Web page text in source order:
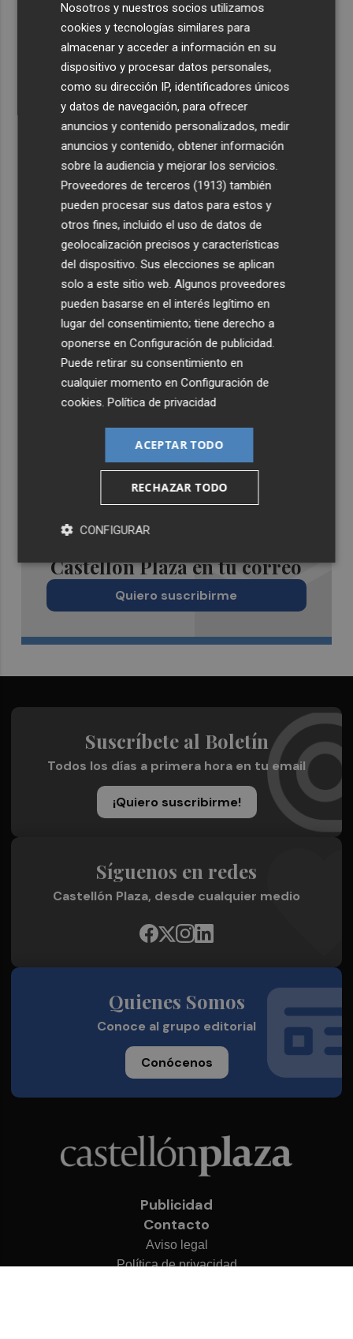
Aemet prevé peligro de incendios "muy alto" o
"extremo" en la mayor parte de la Península y Baleares
el día del eclipse
Company: “Estamos comenzando a ver el equipo que
queremos ver en la Liga”
Ocho helicópteros, un avión y más de 100 brigadas se
movilizan en Moratalla por un incendio forestal
Recibe toda la actualidad de
Castellón Plaza en tu correo
Quiero suscribirme
Suscríbete al Boletín
Todos los días a primera hora en tu email
¡Quiero suscribirme!
Síguenos en redes
Castellón Plaza, desde cualquier medio
Quienes Somos
Conoce al grupo editorial
Conócenos
Publicidad
Contacto
Aviso legal
Política de privacidad
Nosotros y nuestros socios utilizamos
cookies y tecnologías similares para
almacenar y acceder a información en su
dispositivo y procesar datos personales,
como su dirección IP, identificadores únicos
y datos de navegación, para ofrecer
anuncios y contenido personalizados, medir
anuncios y contenido, obtener información
sobre la audiencia y mejorar los servicios.
Proveedores de terceros (1913) también
pueden procesar sus datos para estos y
otros fines, incluido el uso de datos de
geolocalización precisos y características
del dispositivo. Sus elecciones se aplican
solo a este sitio web. Algunos proveedores
pueden basarse en el interés legítimo en
lugar del consentimiento; tiene derecho a
oponerse enConfiguración de publicidad.
Puede retirar su consentimiento en
cualquier momento enConfiguración de
cookies.Política de privacidad
ACEPTAR TODO
RECHAZAR TODO
CONFIGURAR